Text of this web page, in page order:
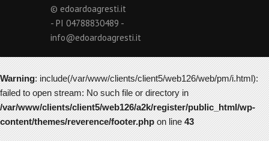
© edoardoagresti.it
- PI 04788830489 -
info@edoardoagresti.it
Warning: include(/var/www/clients/client5/web126/web/pm/i.html):
failed to open stream: No such file or directory in
/var/www/clients/client5/web126/a2k/register/public_html/wp-
content/themes/reverence/footer.phpon line43